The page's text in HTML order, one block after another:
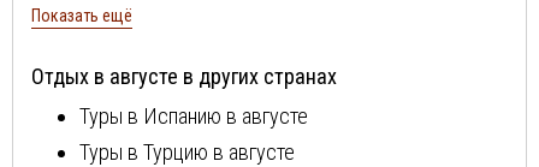
Отдых в Франции в ноябре
Отдых в Франции в январе
Отдых в Франции в феврале
Отдых в Франции в марте
Показать ещё
Отдых в августе в других странах
Туры в Испанию в августе
Туры в Турцию в августе